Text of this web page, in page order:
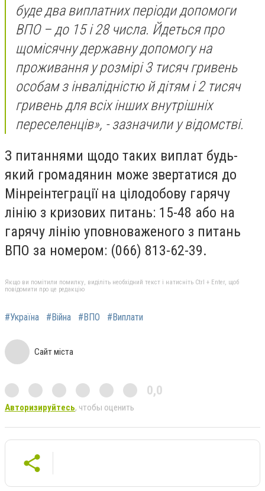
буде два виплатних періоди допомоги
ВПО – до 15 і 28 числа. Йдеться про
щомісячну державну допомогу на
проживання у розмірі 3 тисяч гривень
особам з інвалідністю й дітям і 2 тисяч
гривень для всіх інших внутрішніх
переселенців», - зазначили у відомстві.
З питаннями щодо таких виплат будь-
який громадянин може звертатися до
Мінреінтеграції на цілодобову гарячу
лінію з кризових питань: 15-48 або на
гарячу лінію уповноваженого з питань
ВПО за номером: (066) 813-62-39.
Якщо ви помітили помилку, виділіть необхідний текст і натисніть Ctrl + Enter, щоб
повідомити про це редакцію
#Україна #Війна #ВПО #Виплати
Сайт міста
0,0
Авторизируйтесь, чтобы оценить